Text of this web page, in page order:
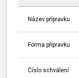
Název přípravku
Forma přípravku
Číslo schválení